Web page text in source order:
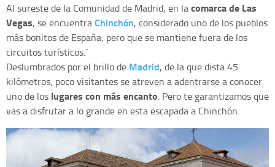
Al sureste de la Comunidad de Madrid, en lacomarca de Las
Vegas, se encuentraChinchón, considerado uno de los pueblos
más bonitos de España, pero que se mantiene fuera de los
circuitos turísticos.´
Deslumbrados por el brillo de Madrid, de la que dista 45
kilómetros, poco visitantes se atreven a adentrarse a conocer
uno de los lugares con más encanto. Pero te garantizamos que
vas a disfrutar a lo grande en esta escapada a Chinchón.